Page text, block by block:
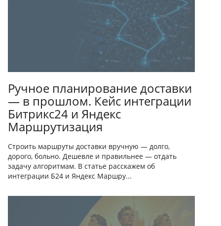
Ручное планирование доставки
— в прошлом. Кейс интеграции
Битрикс24 и Яндекс
Маршрутизация
Строить маршруты доставки вручную — долго,
дорого, больно. Дешевле и правильнее — отдать
задачу алгоритмам. В статье расскажем об
интеграции Б24 и Яндекс Маршру...